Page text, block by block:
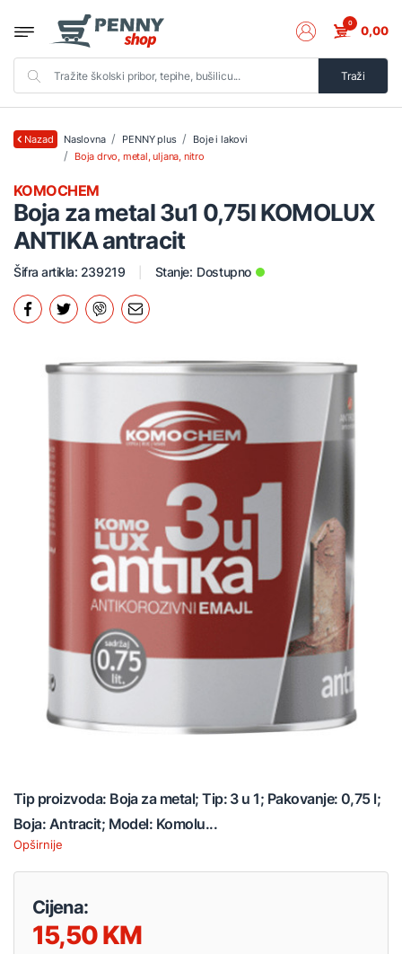
Traži
0 0,00
Nazad Naslovna PENNY plus
Boje i lakovi
Boja drvo, metal, uljana, nitro
Boja za metal 3u1 0,75l KOMOLUX
ANTIKA antracit
KOMOCHEM
Šifra artikla: 239219 Stanje: Dostupno
Tip proizvoda: Boja za metal; Tip: 3 u 1; Pakovanje: 0,75 l;
Boja: Antracit; Model: Komolu...
Opširnije
Cijena:
15,50